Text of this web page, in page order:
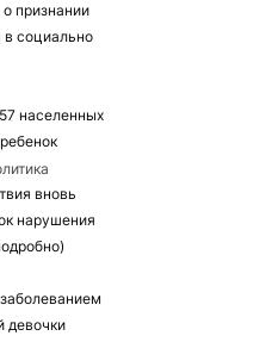
признании
в социально
населенных
вновь
нарушения
девочки